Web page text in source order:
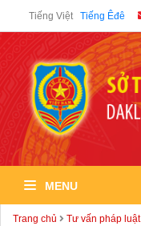
Tiếng Việt Tiếng Êđê
MENU
Trang chủ Tư vấn pháp luật